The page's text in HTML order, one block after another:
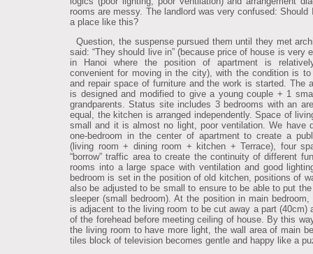
rooms are messy. The landlord was very confused: Should
a place like this?
Question, the suspense pursued them until they met
said: “They should live in” (because price of house is very
in Hanoi where the position of apartment is
convenient for moving in the city), with the condition is to
and repair space of furniture and the work is started. The
is designed and modified to give a young couple + 1
grandparents. Status site includes 3 bedrooms with an
equal, the kitchen is arranged independently. Space of
small and it is almost no light, poor ventilation. We have
one-bedroom in the center of apartment to create a
(living room + dining room + kitchen + Terrace), four
“borrow” traffic area to create the continuity of different
rooms into a large space with ventilation and good
bedroom is set in the position of old kitchen, positions of
also be adjusted to be small to ensure to be able to put
sleeper (small bedroom). At the position in main bedroom,
is adjacent to the living room to be cut away a part (40cm)
of the forehead before meeting ceiling of house. By this
the living room to have more light, the wall area of main
tiles block of television becomes gentle and happy like a